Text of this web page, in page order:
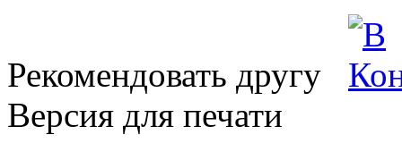
Рекомендовать другу
Версия для печати